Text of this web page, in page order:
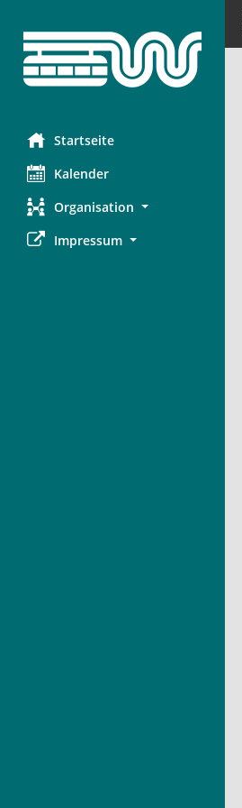
Startseite
Kalender
Organisation
Impressum